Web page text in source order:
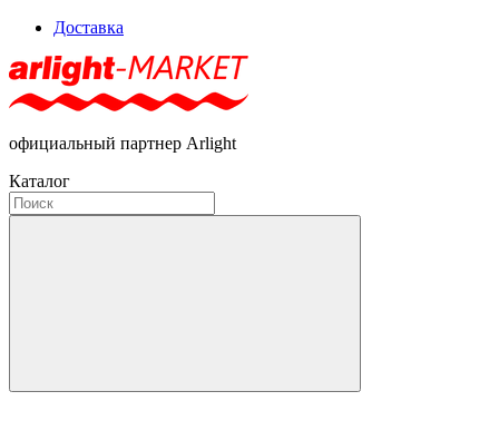
Доставка
официальный партнер Arlight
Каталог